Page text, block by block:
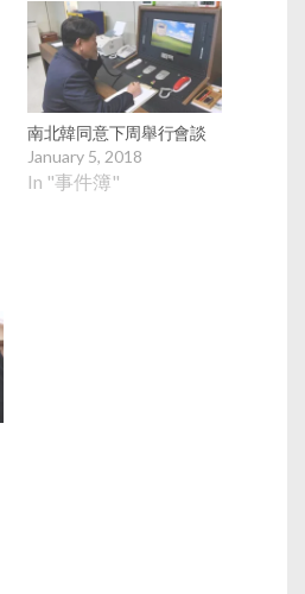
南北韓同意下周舉行會談
January 5, 2018
In "事件簿"